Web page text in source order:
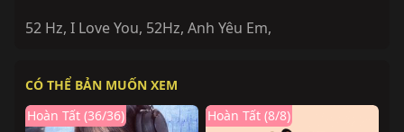
52 Hz, I Love You, 52Hz, Anh Yêu Em,
CÓ THỂ BẢN MUỐN XEM
Hoàn Tất (36/36) Hoàn Tất (8/8)